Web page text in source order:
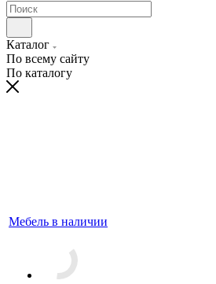
Каталог
По всему сайту
По каталогу
Мебель в наличии